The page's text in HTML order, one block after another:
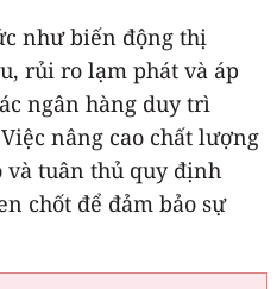
như biến động thị
rủi ro lạm phát và áp
ngân hàng duy trì
nâng cao chất lượng
và tuân thủ quy định
chốt để đảm bảo sự